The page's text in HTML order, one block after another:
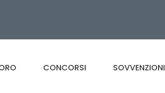
CONCORSI SOVVENZIONI